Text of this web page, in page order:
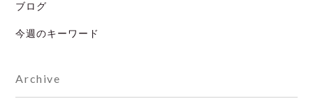
ン
ブログ
今週のキーワード
Archive